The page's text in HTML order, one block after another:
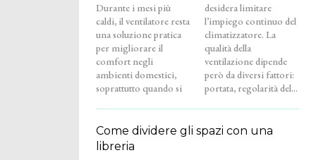
Durante i mesi più
caldi, il ventilatore resta
una soluzione pratica
per migliorare il
comfort negli
ambienti domestici,
soprattutto quando si
desidera limitare
l’impiego continuo del
climatizzatore. La
qualità della
ventilazione dipende
però da diversi fattori:
portata, regolarità del...
Come dividere gli spazi con una
libreria